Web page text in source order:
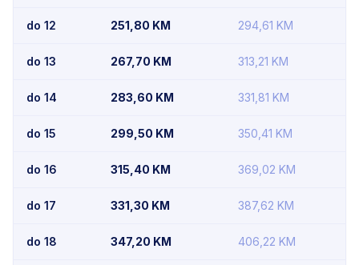
do 12 251,80 KM 294,61 KM
do 13 267,70 KM 313,21 KM
do 14 283,60 KM 331,81 KM
do 15 299,50 KM 350,41 KM
do 16 315,40 KM 369,02 KM
do 17 331,30 KM 387,62 KM
do 18 347,20 KM 406,22 KM